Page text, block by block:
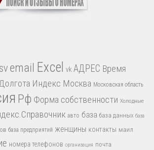
email Excel vk АДРЕС Время
Индекс Москва Московская область
Рф Форма собственности Холодные
авто база база данных база
база предприятий женщины контакты маил
номера телефонов организация почта